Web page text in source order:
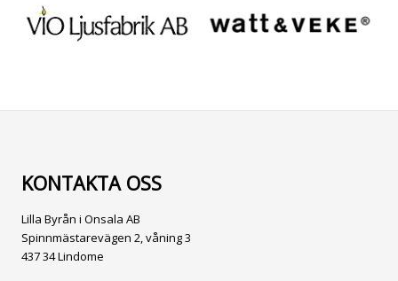
KONTAKTA OSS
Lilla Byrån i Onsala AB
Spinnmästarevägen 2, våning 3
437 34 Lindome